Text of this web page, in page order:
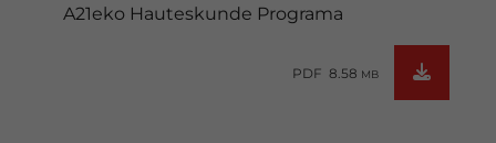
A21eko Hauteskunde Programa
PDF 8.58 MB